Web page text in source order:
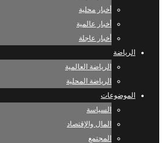
أخبار محلية
أخبار عالمية
أخبار عاجلة
الرياضة
الرياضة العالمية
الرياضة المحلية
الموضوعات
السياسة
المال والإقتصاد
المجتمع